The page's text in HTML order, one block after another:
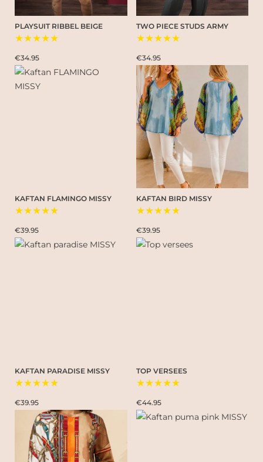
PLAYSUIT RIBBEL BEIGE
★★★★★
€34.95
TWO PIECE STUDS ARMY
★★★★★
€34.95
KAFTAN FLAMINGO MISSY
★★★★★
€39.95
KAFTAN BIRD MISSY
★★★★★
€39.95
KAFTAN PARADISE MISSY
★★★★★
€39.95
TOP VERSEES
★★★★★
€44.95